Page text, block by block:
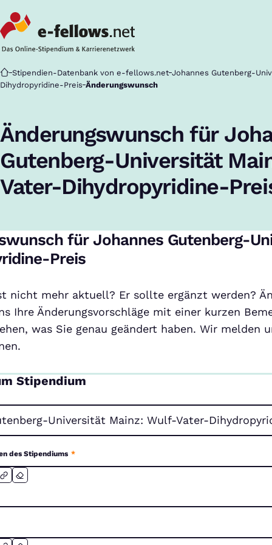
Startseite
Stipendien-Datenbank von e-fellows.net Johannes Gutenberg-
Dihydropyridine-Preis Änderungswunsch
Änderungswunsch für
Gutenberg-Universität
Vater-Dihydropyridine-
für Johannes Gutenberg-
Preis
nicht mehr aktuell? Er sollte ergänzt werden?
Ihre Änderungsvorschläge mit einer kurzen
was Sie genau geändert haben. Wir melden
Stipendium
des Stipendiums *